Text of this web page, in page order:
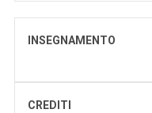
INSEGNAMENTO
CREDITI